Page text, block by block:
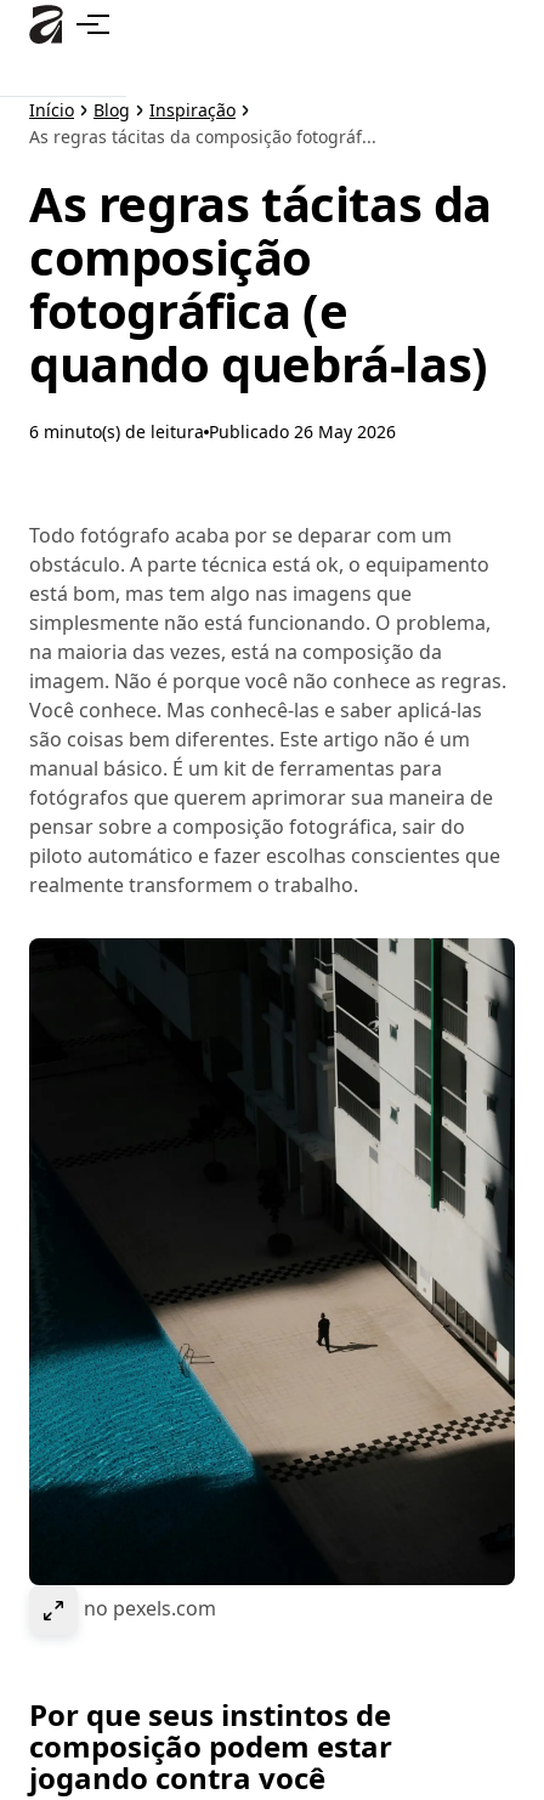
Pular
para
conteúdo
principal
Início Blog
Inspiração
As regras tácitas da composição fotográf...
As regras tácitas da
composição
fotográfica (e
quando quebrá-las)
6 minuto(s) de leitura Publicado 26 May 2026
Todo fotógrafo acaba por se deparar com um
obstáculo. A parte técnica está ok, o equipamento
está bom, mas tem algo nas imagens que
simplesmente não está funcionando. O problema,
na maioria das vezes, está na composição da
imagem. Não é porque você não conhece as regras.
Você conhece. Mas conhecê-las e saber aplicá-las
são coisas bem diferentes. Este artigo não é um
manual básico. É um kit de ferramentas para
fotógrafos que querem aprimorar sua maneira de
pensar sobre a composição fotográfica, sair do
piloto automático e fazer escolhas conscientes que
realmente transformem o trabalho.
Select to expand image
© NH no pexels.com
Por que seus instintos de
composição podem estar
jogando contra você